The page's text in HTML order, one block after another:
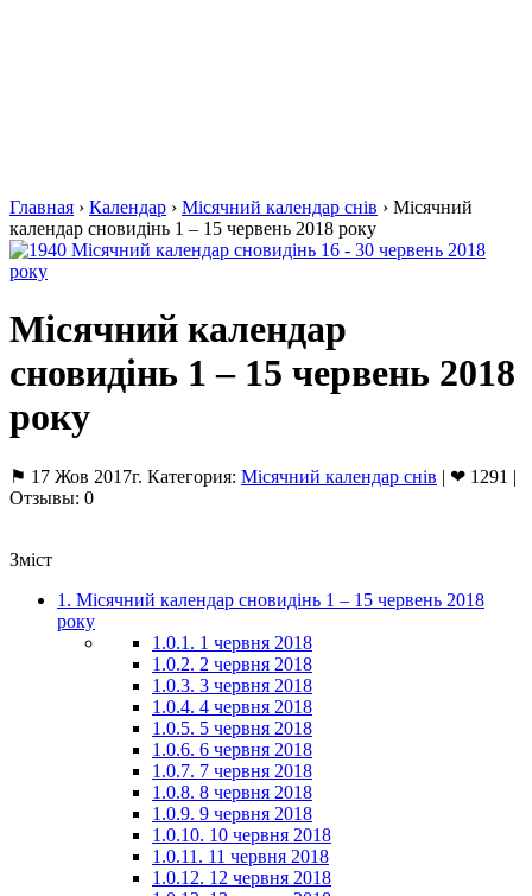
Главная › Календар › Місячний календар снів › Місячний
календар сновидінь 1 – 15 червень 2018 року
Місячний календар
сновидінь 1 – 15 червень 2018
року
⚑ 17 Жов 2017г. Категория: Місячний календар снів | ❤ 1291 |
Отзывы: 0
Зміст
1. Місячний календар сновидінь 1 – 15 червень 2018
року
1.0.1. 1 червня 2018
1.0.2. 2 червня 2018
1.0.3. 3 червня 2018
1.0.4. 4 червня 2018
1.0.5. 5 червня 2018
1.0.6. 6 червня 2018
1.0.7. 7 червня 2018
1.0.8. 8 червня 2018
1.0.9. 9 червня 2018
1.0.10. 10 червня 2018
1.0.11. 11 червня 2018
1.0.12. 12 червня 2018